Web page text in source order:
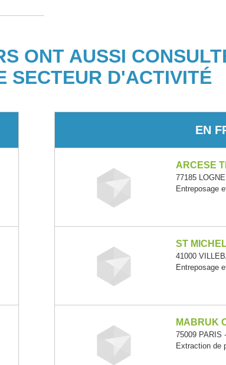
ONT AUSSI
SECTEUR D'ACTIVITÉ
EN
ARCESE
77185
Entreposage
ST
41000
Entreposage
MABRUK
75009 PARIS
Extraction de